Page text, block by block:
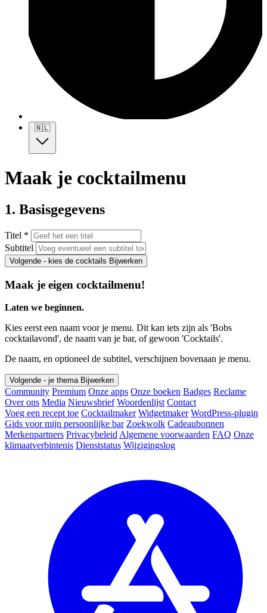
🇳🇱
Maak je cocktailmenu
1. Basisgegevens
Titel *
Subtitel
Volgende - kies de cocktails Bijwerken
Maak je eigen cocktailmenu!
Laten we beginnen.
Kies eerst een naam voor je menu. Dit kan iets zijn als 'Bobs
cocktailavond', de naam van je bar, of gewoon 'Cocktails'.
De naam, en optioneel de subtitel, verschijnen bovenaan je menu.
Volgende - je thema Bijwerken
Community Premium Onze apps Onze boeken Badges Reclame
Over ons Media Nieuwsbrief Woordenlijst Contact
Voeg een recept toe Cocktailmaker Widgetmaker WordPress-plugin
Gids voor mijn persoonlijke bar Zoekwolk Cadeaubonnen
Merkenpartners Privacybeleid Algemene voorwaarden FAQ Onze
klimaatverbintenis Dienststatus Wijzigingslog